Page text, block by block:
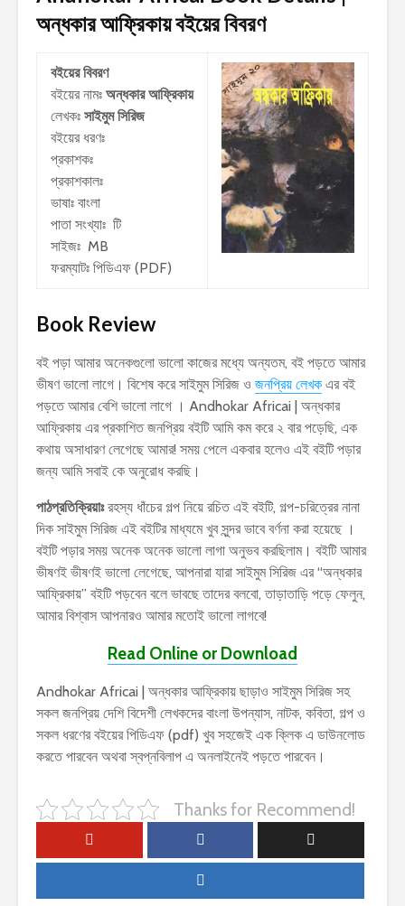
অন্ধকার আফ্রিকায়বইয়ের বিবরণ
বইয়ের বিবরণ
বইয়ের নামঃ অন্ধকার আফ্রিকায়
লেখকঃ সাইমুম সিরিজ
বইয়ের ধরণঃ
প্রকাশকঃ
প্রকাশকালঃ
ভাষাঃ বাংলা
পাতা সংখ্যাঃ টি
সাইজঃ MB
ফরম্যাটঃ পিডিএফ (PDF)
Book Review
বই পড়া আমার অনেকগুলো ভালো কাজের মধ্যে অন্যতম, বই পড়তে আমার
ভীষণ ভালো লাগে। বিশেষ করে সাইমুম সিরিজ ও জনপ্রিয় লেখক এর বই
পড়তে আমার বেশি ভালো লাগে । Andhokar Africai | অন্ধকার
আফ্রিকায় এর প্রকাশিত জনপ্রিয় বইটি আমি কম করে ২ বার পড়েছি, এক
কথায় অসাধারণ লেগেছে আমার! সময় পেলে একবার হলেও এই বইটি পড়ার
জন্য আমি সবাই কে অনুরোধ করছি।
পাঠপ্রতিক্রিয়াঃরহস্য ধাঁচের গল্প নিয়ে রচিত এই বইটি, গল্প-চরিত্রের নানা
দিক সাইমুম সিরিজ এই বইটির মাধ্যমে খুব সুন্দর ভাবে বর্ণনা করা হয়েছে ।
বইটি পড়ার সময় অনেক অনেক ভালো লাগা অনুভব করছিলাম। বইটি আমার
ভীষণই ভীষণই ভালো লেগেছে, আপনারা যারা সাইমুম সিরিজ এর “অন্ধকার
আফ্রিকায়” বইটি পড়বেন বলে ভাবছে তাদের বলবো, তাড়াতাড়ি পড়ে ফেলুন,
আমার বিশ্বাস আপনারও আমার মতোই ভালো লাগবে!
Read Online or Download
Andhokar Africai | অন্ধকার আফ্রিকায় ছাড়াও সাইমুম সিরিজ সহ
সকল জনপ্রিয় দেশি বিদেশী লেখকদের বাংলা উপন্যাস, নাটক, কবিতা, গল্প ও
সকল ধরণের বইয়ের পিডিএফ (pdf) খুব সহজেই এক ক্লিক এ ডাউনলোড
করতে পারবেন অথবা স্বপ্নবিলাপ এ অনলাইনেই পড়তে পারবেন।
Thanks for Recommend!